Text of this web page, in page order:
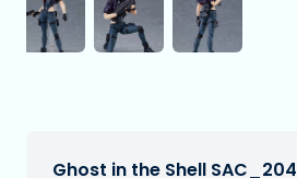
Ghost in the Shell